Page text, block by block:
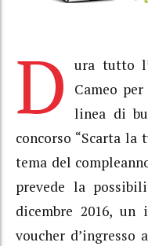
D
ura tutto
Cameo
linea di
concorso “Scarta la
tema del
prevede la
dicembre 2016,
voucher